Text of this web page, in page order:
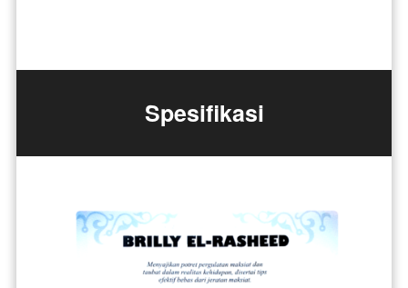
Spesifikasi